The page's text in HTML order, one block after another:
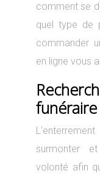
comment se
quel type de
commander
en ligne vous
surmonter
volonté afin